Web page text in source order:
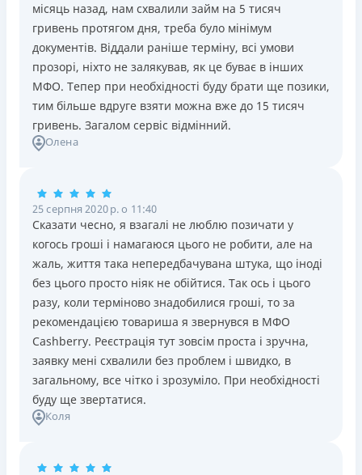
місяць назад, нам схвалили займ на 5 тисяч
гривень протягом дня, треба було мінімум
документів. Віддали раніше терміну, всі умови
прозорі, ніхто не залякував, як це буває в інших
МФО. Тепер при необхідності буду брати ще позики,
тим більше вдруге взяти можна вже до 15 тисяч
гривень. Загалом сервіс відмінний.
Олена
25 серпня 2020 р. о 11:40
Сказати чесно, я взагалі не люблю позичати у
когось гроші і намагаюся цього не робити, але на
жаль, життя така непередбачувана штука, що іноді
без цього просто ніяк не обійтися. Так ось і цього
разу, коли терміново знадобилися гроші, то за
рекомендацією товариша я звернувся в МФО
Cashberry. Реєстрація тут зовсім проста і зручна,
заявку мені схвалили без проблем і швидко, в
загальному, все чітко і зрозуміло. При необхідності
буду ще звертатися.
Коля